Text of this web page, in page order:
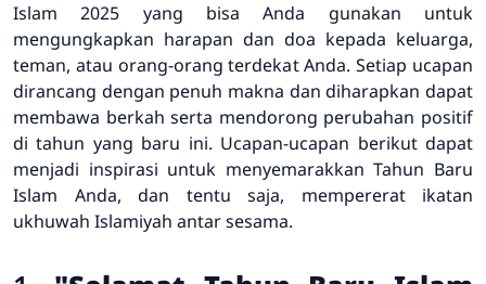
Islam 2025 yang bisa Anda gunakan untuk
mengungkapkan harapan dan doa kepada keluarga,
teman, atau orang-orang terdekat Anda. Setiap ucapan
dirancang dengan penuh makna dan diharapkan dapat
membawa berkah serta mendorong perubahan positif
di tahun yang baru ini. Ucapan-ucapan berikut dapat
menjadi inspirasi untuk menyemarakkan Tahun Baru
Islam Anda, dan tentu saja, mempererat ikatan
ukhuwah Islamiyah antar sesama.